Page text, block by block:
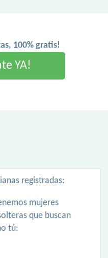
100% gratis!
YA!
registradas:
mujeres
que buscan
tú: